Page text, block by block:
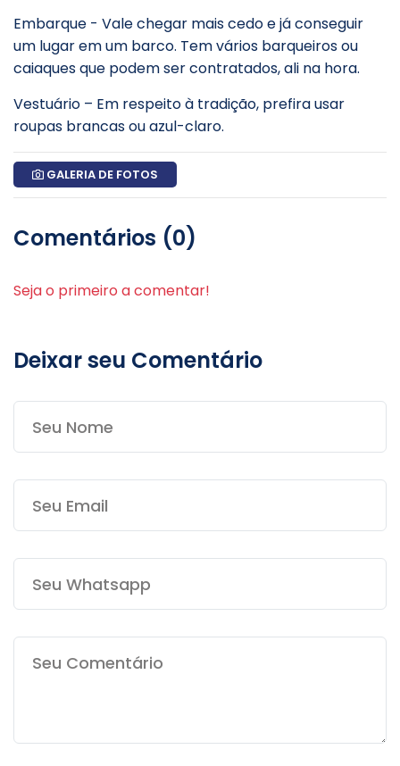
Embarque - Vale chegar mais cedo e já conseguir
um lugar em um barco. Tem vários barqueiros ou
caiaques que podem ser contratados, ali na hora.
Vestuário – Em respeito à tradição, prefira usar
roupas brancas ou azul-claro.
GALERIA DE FOTOS
Comentários (0)
Seja o primeiro a comentar!
Deixar seu Comentário